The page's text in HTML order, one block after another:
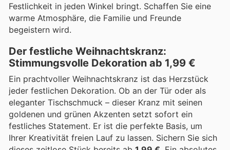
Festlichkeit in jeden Winkel bringt. Schaffen Sie eine
warme Atmosphäre, die Familie und Freunde
begeistern wird.
Der festliche Weihnachtskranz:
Stimmungsvolle Dekoration ab 1,99 €
Ein prachtvoller Weihnachtskranz ist das Herzstück
jeder festlichen Dekoration. Ob an der Tür oder als
eleganter Tischschmuck – dieser Kranz mit seinen
goldenen und grünen Akzenten setzt sofort ein
festliches Statement. Er ist die perfekte Basis, um
Ihrer Kreativität freien Lauf zu lassen. Sichern Sie sich